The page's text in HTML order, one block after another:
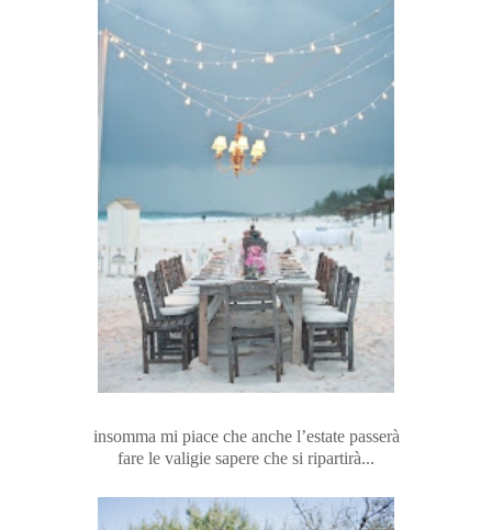
insomma mi piace che anche l’estate passerà
fare le valigie sapere che si ripartirà...